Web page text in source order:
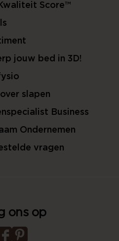
Score™
jouw bed in 3D!
slapen
Business
Ondernemen
vragen
ons op